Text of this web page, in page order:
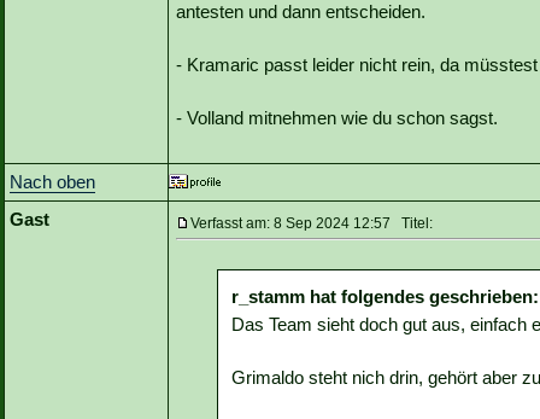
antesten und dann entscheiden.
- Kramaric passt leider nicht rein, da
- Volland mitnehmen wie du schon sagst.
Nach oben
Gast
Verfasst am: 8 Sep 2024 12:57 Titel:
r_stamm hat folgendes geschrieben:
Das Team sieht doch gut aus, einfach
Grimaldo steht nich drin, gehört aber